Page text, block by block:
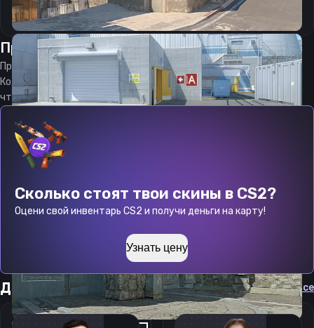
Скопировать
ПрицелДжексот 09.08.2026
Прицел JaCkz является актуальным на
09.08.2026
Код прицела
CS 2 стараемся еженедельно обновлять,
чтобы вы могли играть с актуальными настройками игрока.
Сколько стоят твои скины в CS2?
Оцени свой инвентарь CS2 и получи деньги на карту!
Узнать цену
Другие прицелы Cмотреть все